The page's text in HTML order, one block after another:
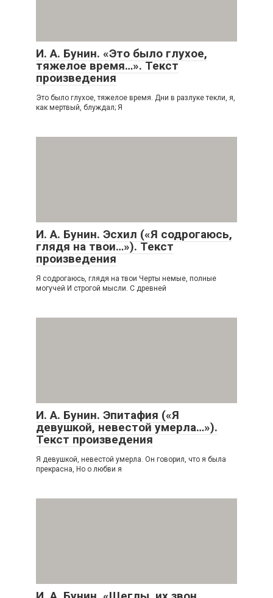
И. А. Бунин. «Это было глухое,
тяжелое время…». Текст
произведения
Это было глухое, тяжелое время. Дни в разлуке текли, я,
как мертвый, блуждал; Я
И. А. Бунин. Эсхил («Я содрогаюсь,
глядя на твои…»). Текст
произведения
Я содрогаюсь, глядя на твои Черты немые, полные
могучей И строгой мысли. С древней
И. А. Бунин. Эпитафия («Я
девушкой, невестой умерла…»).
Текст произведения
Я девушкой, невестой умерла. Он говорил, что я была
прекрасна, Но о любви я